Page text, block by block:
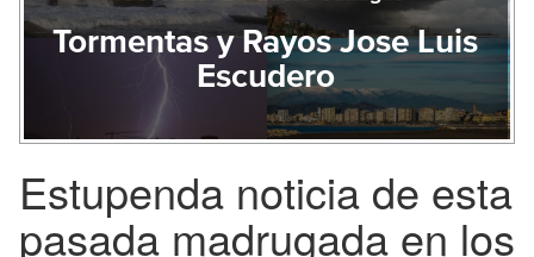
Tormentas y Rayos Jose Luis
Escudero
Estupenda noticia de esta
pasada madrugada en los